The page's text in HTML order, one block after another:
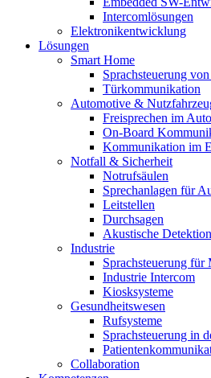
Intercomlösungen
Elektronikentwicklung
Lösungen
Smart Home
Sprachsteuerung
Türkommunikation
Automotive &
Freisprechen im Auto
On-Board
Kommunikation im
Notfall & Sicherheit
Notrufsäulen
Sprechanlagen für
Leitstellen
Durchsagen
Akustische Detektion
Industrie
Sprachsteuerung für
Industrie Intercom
Kiosksysteme
Gesundheitswesen
Rufsysteme
Sprachsteuerung in
Collaboration